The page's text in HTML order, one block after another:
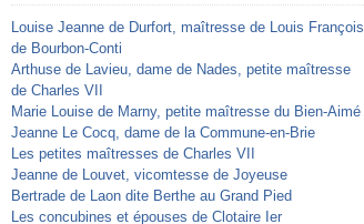
Mars(1)
Février(5)
Janvier(1)
Mars(1)
Février(1)
Janvier(8)
Octobre(3)
Septembre(6)
Août(2)
Juillet(26)
Juin(19)
Mai(3)
Mars(1)
Novembre(10)
Octobre(1)
Août(1)
Juillet(1)
Juin(23)
Mai(31)
Avril (12)
Louise Jeanne de Durfort, maîtresse de Louis François
de Bourbon-Conti
Arthuse de Lavieu, dame de Nades, petite maîtresse
de Charles VII
Marie Louise de Marny, petite maîtresse du Bien-Aimé
Jeanne Le Cocq, dame de la Commune-en-Brie
Les petites maîtresses de Charles VII
Jeanne de Louvet, vicomtesse de Joyeuse
Bertrade de Laon dite Berthe au Grand Pied
Les concubines et épouses de Clotaire Ier